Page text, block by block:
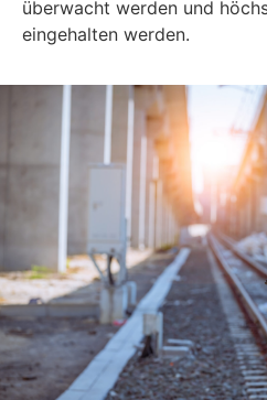
überwacht werden und
eingehalten werden.